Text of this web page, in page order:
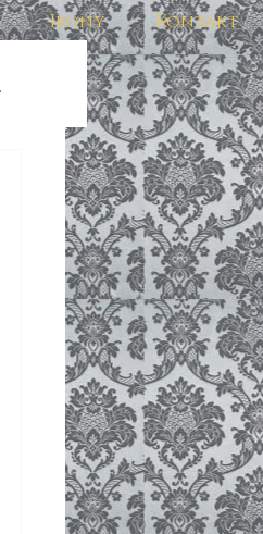
Ikony Kontakt